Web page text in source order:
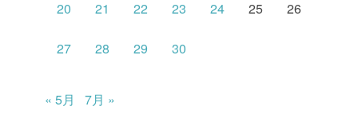
20 21 22 23 24 25 26
27 28 29 30
« 5月 7月 »